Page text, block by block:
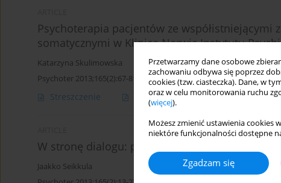
Przetwarzamy dane osobowe
zachowaniu odbywa się poprzez
cookies (tzw. ciasteczka). Dane, w
oraz w celu monitorowania ruchu
(więcej).
Możesz zmienić ustawienia cookies
niektóre funkcjonalności dostępne
Zgadzam się
Psychoterapia pacjentów ze
somatycznymi w Klinice Nerwic Instytutu
Katarzyna Skulimowska
Psychoter 2013;165(2):67-81
Streszczenie Artykuł (PDF)
W stronę dialogu: psychoterapia czy sposób
Jaakko Seikkula